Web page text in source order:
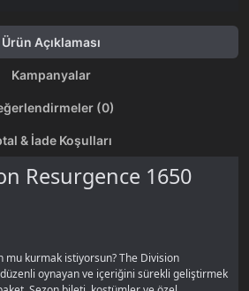
Ürün Açıklaması
Kampanyalar
Değerlendirmeler (0)
& İade Koşulları
Resurgence 1650
mu kurmak istiyorsun? The Division
oynayan ve içeriğini sürekli geliştirmek